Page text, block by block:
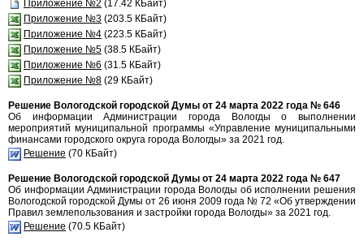
Приложение №2 (17.42 КБайт)
Приложение №3 (203.5 КБайт)
Приложение №4 (223.5 КБайт)
Приложение №5 (38.5 КБайт)
Приложение №6 (31.5 КБайт)
Приложение №8 (29 КБайт)
Решение Вологодской городской Думы от 24 марта 2022 года № 646
Об информации Администрации города Вологды о выполнении
мероприятий муниципальной программы «Управление муниципальными
финансами городского округа города Вологды» за 2021 год.
Решение (70 КБайт)
Решение Вологодской городской Думы от 24 марта 2022 года № 647
Об информации Администрации города Вологды об исполнении решения
Вологодской городской Думы от 26 июня 2009 года № 72 «Об утверждении
Правил землепользования и застройки города Вологды» за 2021 год.
Решение (70.5 КБайт)